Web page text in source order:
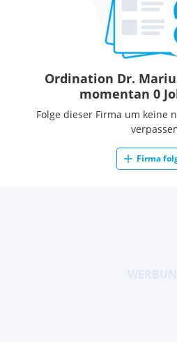
Ordination Dr.
momentan 0
Folge dieser Firma um keine
Firma